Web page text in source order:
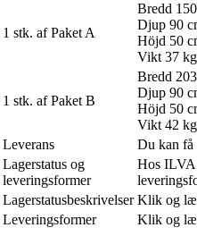
1 stk. af Paket A
Bredd
Djup 90
Höjd 50
Vikt 37 kg
1 stk. af Paket B
Bredd
Djup 90
Höjd 50
Vikt 42 kg
Leverans
Du kan få
Lagerstatus og
leveringsformer
Hos ILVA
Lagerstatusbeskrivelser Klik og
Leveringsformer
Klik og